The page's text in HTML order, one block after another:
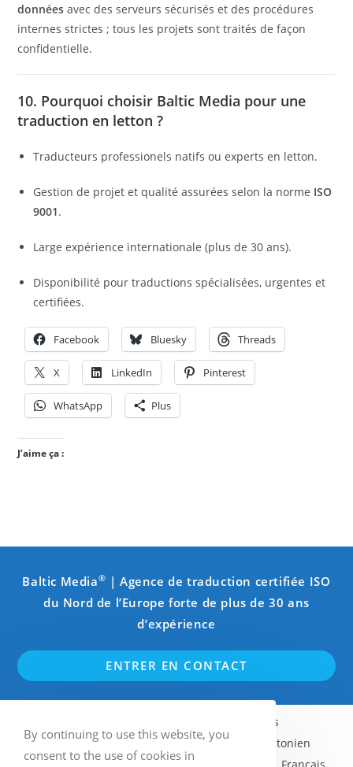
données avec des serveurs sécurisés et des procédures
internes strictes ; tous les projets sont traités de façon
confidentielle.
10. Pourquoi choisir Baltic Media pour une
traduction en letton ?
Traducteurs professionels natifs ou experts en letton.
Gestion de projet et qualité assurées selon la norme ISO
9001.
Large expérience internationale (plus de 30 ans).
Disponibilité pour traductions spécialisées, urgentes et
certifiées.
Facebook Bluesky Threads
X LinkedIn Pinterest
WhatsApp Plus
J’aime ça :
Baltic Media® | Agence de traduction certifiée ISO
du Nord de l’Europe forte de plus de 30 ans
d’expérience
ENTRER EN CONTACT
Finnois
Norvégien (Bokmål)
Letton
Estonien
By continuing to use this website, you
consent to the use of cookies in